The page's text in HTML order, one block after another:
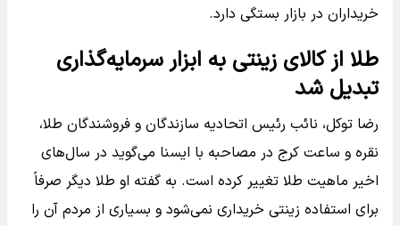
خریداران در بازار بستگی دارد.
طلا از کالای زینتی به ابزار سرمایه‌گذاری
تبدیل شد
رضا توکل، نائب رئیس اتحادیه سازندگان و فروشندگان طلا،
نقره و ساعت کرج در مصاحبه با ایسنا می‌گوید در سال‌های
اخیر ماهیت طلا تغییر کرده است. به گفته او طلا دیگر صرفاً
برای استفاده زینتی خریداری نمی‌شود و بسیاری از مردم آن را